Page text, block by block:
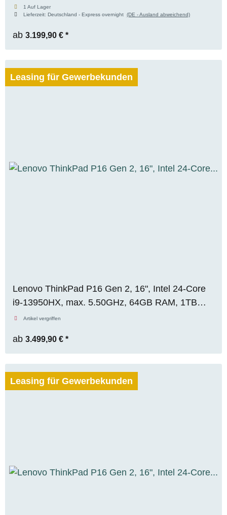
PRO 2000 Blackwell (8GB), 64 GB DDR5, 1 TB
M.2 SSD, WUXGA, Pemium Panel, WIN 11 Pro
1 Auf Lager
Lieferzeit: Deutschland - Express overnight (DE - Ausland abweichend)
ab 3.199,90 € *
Leasing für Gewerbekunden
Lenovo ThinkPad P16 Gen 2, 16", Intel 24-Core
i9-13950HX, max. 5.50GHz, 64GB RAM, 1TB
M.2 SSD, Nvidia Geforce RTX 4090 (16GB),
Artikel vergriffen
ab 3.499,90 € *
Leasing für Gewerbekunden